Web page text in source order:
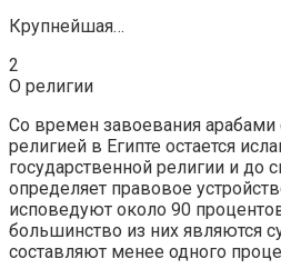
Крупнейшая…
2
О религии
Со времен завоевания арабами
религией в Египте остается
государственной религии и до
определяет правовое
исповедуют около 90
большинство из них являются
составляют менее одного